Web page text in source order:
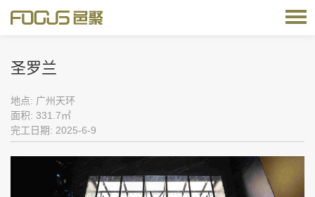
圣罗兰
地点: 广州天环
面积: 331.7㎡
完工日期: 2025-6-9